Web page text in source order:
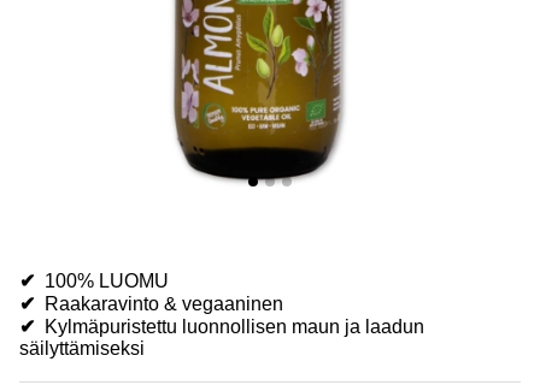
✔ 100% LUOMU
✔ Raakaravinto & vegaaninen
✔ Kylmäpuristettu luonnollisen maun ja laadun
säilyttämiseksi